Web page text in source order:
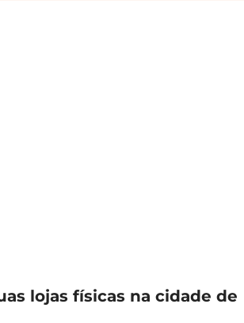
lojas físicas na cidade de